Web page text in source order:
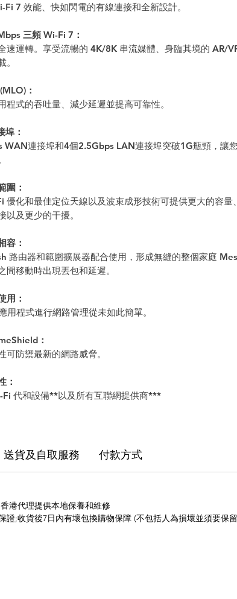
Fi 7 效能、快如閃電的有線連接和全新設計。
三頻 Wi-Fi 7：
速運轉。享受流暢的 4K/8K 串流媒體、身臨其境的 AR/
：
程式的吞吐量、減少延遲並提高可靠性。
埠：
WAN連接埠和4個2.5Gbps LAN連接埠突破1G瓶頸，讓
圍：
優化和最佳定位天線以及波束成形技術可提供更大的容量
以及更少的干擾。
容：
路由器和範圍擴展器配合使用，形成無縫的整個家庭
間移動時出現丟包和延遲。
用：
用程式進行網路管理從未如此簡單。
：
可防禦最新的網路威脅。
：
Fi 代和設備**以及所有互聯網提供商***
送貨及自取服務 付款方式
港代理提供本地保養和維修
證;收貨後7日內有壞包換購物保障 (不包括人為損壞並須要保